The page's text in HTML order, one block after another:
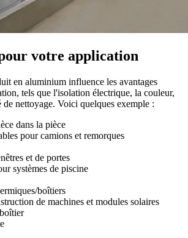
votre application
en aluminium influence les avantages
tels que l'isolation électrique, la couleur,
nettoyage. Voici quelques exemple :
dans la pièce
pour camions et remorques
et de portes
systèmes de piscine
boîtiers
de machines et modules solaires